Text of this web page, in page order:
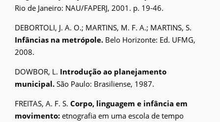
Rio de Janeiro: NAU/FAPERJ, 2001. p. 19-46.
DEBORTOLI, J. A. O.; MARTINS, M. F. A.; MARTINS, S.
Infâncias na metrópole. Belo Horizonte: Ed. UFMG,
2008.
DOWBOR, L. Introdução ao planejamento
municipal. São Paulo: Brasiliense, 1987.
FREITAS, A. F. S. Corpo, linguagem e infância em
movimento: etnografia em uma escola de tempo